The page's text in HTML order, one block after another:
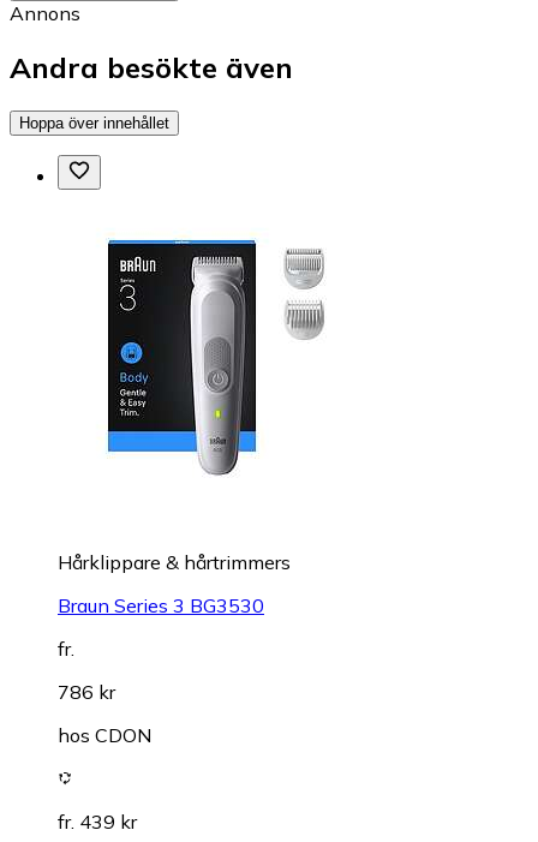
Annons
Andra besökte även
Hoppa över innehållet
Hårklippare & hårtrimmers
Braun Series 3 BG3530
fr.
786 kr
hos CDON
fr. 439 kr